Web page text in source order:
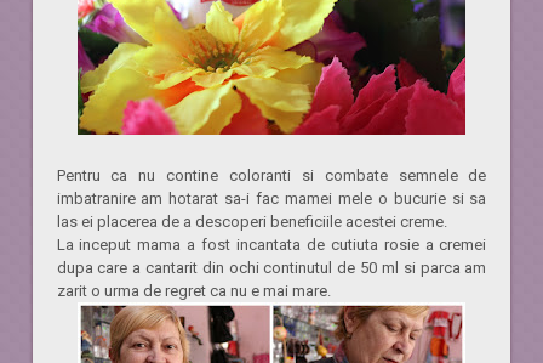
Pentru ca nu contine coloranti si combate semnele de
imbatranire am hotarat sa-i fac mamei mele o bucurie si sa
las ei placerea de a descoperi beneficiile acestei creme.
La inceput mama a fost incantata de cutiuta rosie a cremei
dupa care a cantarit din ochi continutul de 50 ml si parca am
zarit o urma de regret ca nu e mai mare.